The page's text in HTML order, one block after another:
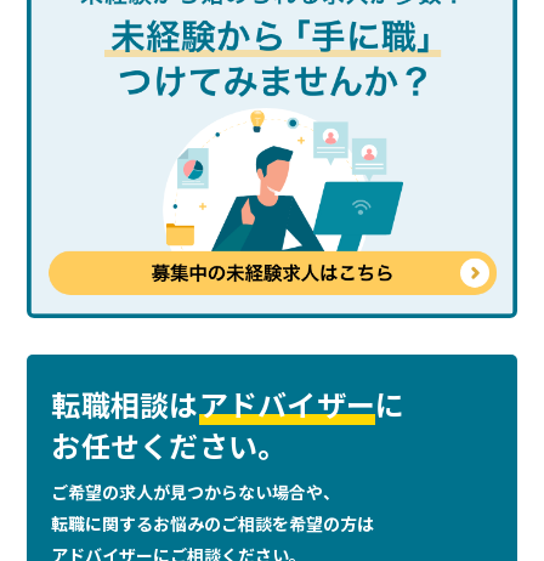
転職相談はアドバイザーに
お任せください。
ご希望の求人が見つからない場合や、
転職に関するお悩みのご相談を希望の方は
アドバイザーにご相談ください。